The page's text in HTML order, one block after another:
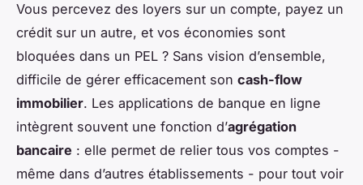
Vous percevez des loyers sur un compte, payez un
crédit sur un autre, et vos économies sont
bloquées dans un PEL ? Sans vision d’ensemble,
difficile de gérer efficacement son cash-flow
immobilier. Les applications de banque en ligne
intègrent souvent une fonction d’agrégation
bancaire : elle permet de relier tous vos comptes -
même dans d’autres établissements - pour tout voir